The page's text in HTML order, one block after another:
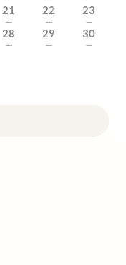
21
---
22
---
23
---
28
---
29
---
30
---